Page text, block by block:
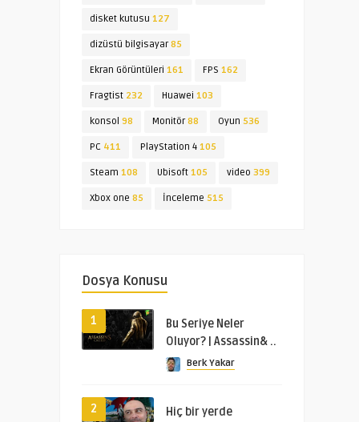
disket kutusu 127
dizüstü bilgisayar85
Ekran Görüntüleri 161 FPS 162
Fragtist 232 Huawei 103
konsol 98 Monitör88 Oyun 536
PC 411 PlayStation 4 105
Steam 108 Ubisoft 105 video 399
Xbox one 85 İnceleme 515
Dosya Konusu
1
Bu Seriye Neler
Oluyor? | Assassin& ..
Berk Yakar
2
Hiç bir yerde